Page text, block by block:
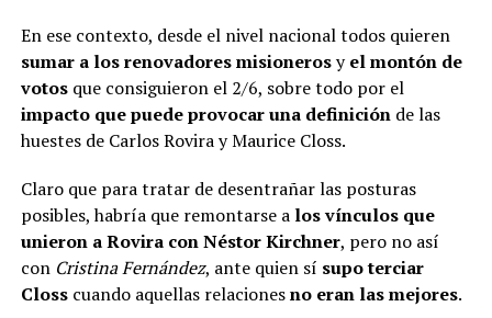
En ese contexto, desde el nivel nacional todos quieren
sumar a los renovadores misionerosyel montón de
votosque consiguieron el 2/6, sobre todo por el
impacto que puede provocar una definición de las
huestes de Carlos Rovira y Maurice Closs.
Claro que para tratar de desentrañar las posturas
posibles, habría que remontarse a los vínculos que
unieron a Rovira con Néstor Kirchner, pero no así
con Cristina Fernández, ante quien sí supo terciar
Closscuando aquellas relacionesno eran las mejores.